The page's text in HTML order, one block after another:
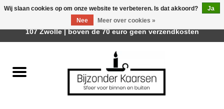
Räder Design Stories
Wij slaan cookies op om onze website te verbeteren. Is dat akkoord?
Ja
Nee
Meer over cookies »
Afhalen is mogelijk bij Trotz Woon & Cadeau | Belvederelaan
107 Zwolle | boven de 70 euro geen verzendkosten